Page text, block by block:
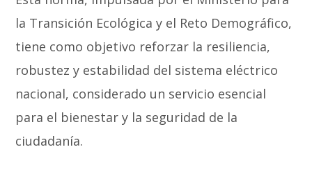
la Transición Ecológica y el Reto Demográfico,
tiene como objetivo reforzar la resiliencia,
robustez y estabilidad del sistema eléctrico
nacional, considerado un servicio esencial
para el bienestar y la seguridad de la
ciudadanía.